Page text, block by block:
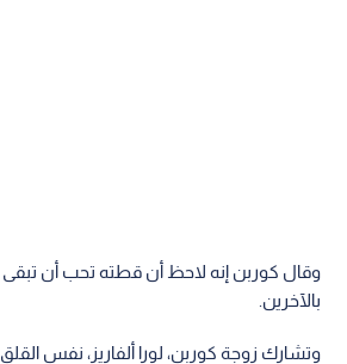
وقال كوربن إنه لاحظ أن قطته تحب أن تبقى
بالآخرين.
وتشارك زوجة كوربن، لورا ألفاريز، نفس